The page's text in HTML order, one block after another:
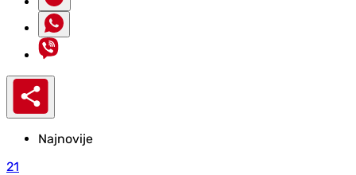
Najnovije
21